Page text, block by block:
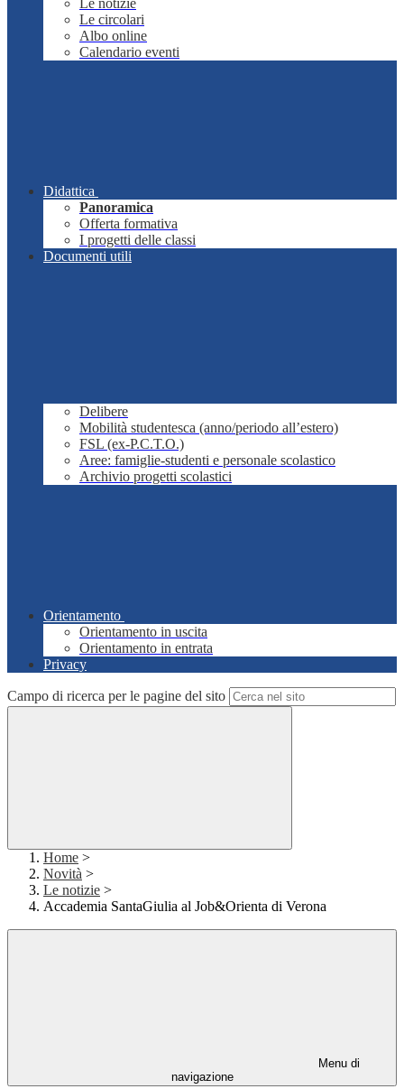
Le notizie
Le circolari
Albo online
Calendario eventi
Didattica
Panoramica
Offerta formativa
I progetti delle classi
Documenti utili
Delibere
Mobilità studentesca (anno/periodo all’estero)
FSL (ex-P.C.T.O.)
Aree: famiglie-studenti e personale scolastico
Archivio progetti scolastici
Orientamento
Orientamento in uscita
Orientamento in entrata
Privacy
Campo di ricerca per le pagine del sito
Home >
Novità >
Le notizie >
Accademia SantaGiulia al Job&Orienta di Verona
Menu di
navigazione